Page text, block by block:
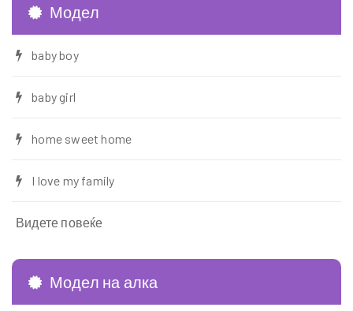
Модел
baby boy
baby girl
home sweet home
I love my family
Видете повеќе
Модел на алка